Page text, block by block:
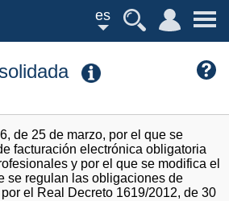
es
de 25 de marzo, por el que se
facturación electrónica obligatoria
y por el que se modifica el
se regulan las obligaciones de
el Real Decreto 1619/2012, de 30